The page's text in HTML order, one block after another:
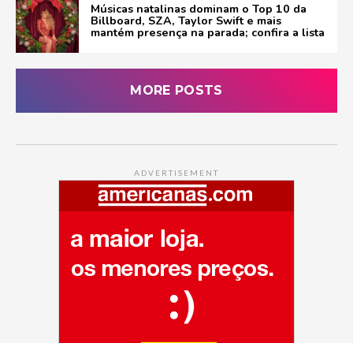
Músicas natalinas dominam o Top 10 da
Billboard, SZA, Taylor Swift e mais
mantém presença na parada; confira a lista
MORE POSTS
ADVERTISEMENT